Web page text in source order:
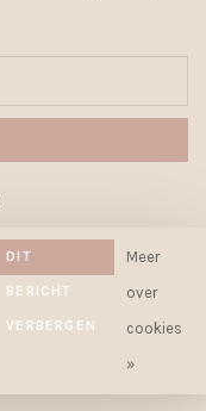
DIT
BERICHT
VERBERGEN
Meer
over
cookies
»